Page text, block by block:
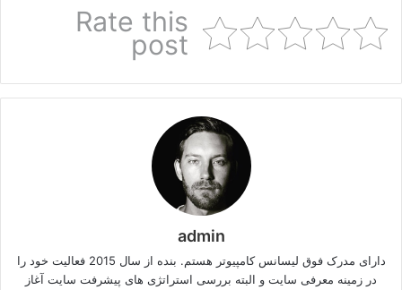
Rate this
post
admin
دارای مدرک فوق لیسانس کامپیوتر هستم. بنده از سال 2015 فعالیت خود را
در زمینه معرفی سایت و البته بررسی استراتژی های پیشرفت سایت آغاز